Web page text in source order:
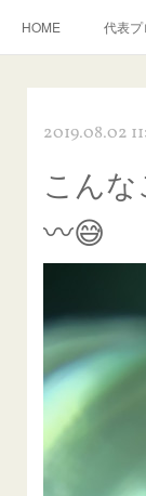
HOME 代表
飛び石施工料金につ
当店へのアクセス
【プロ使用】フッ
飛び石ひび割れでヒ
2019.08.02
こん
〰😅